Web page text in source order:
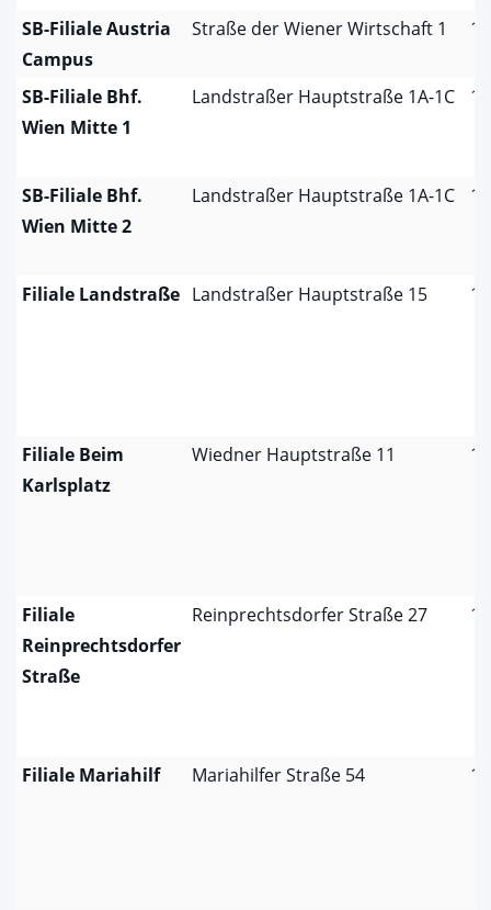
SB-Filiale Austria
Campus
Straße der Wiener Wirtschaft 1
SB-Filiale Bhf.
Wien Mitte 1
Landstraßer Hauptstraße 1A-1C
SB-Filiale Bhf.
Wien Mitte 2
Landstraßer Hauptstraße 1A-1C
Filiale Landstraße Landstraßer Hauptstraße 15
Filiale Beim
Karlsplatz
Wiedner Hauptstraße 11
Filiale
Reinprechtsdorfer
Straße
Reinprechtsdorfer Straße 27
Filiale Mariahilf Mariahilfer Straße 54